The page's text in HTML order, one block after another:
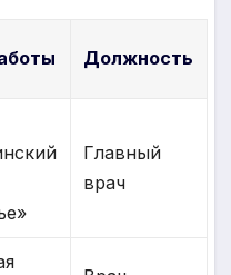
Должность
Главный
врач